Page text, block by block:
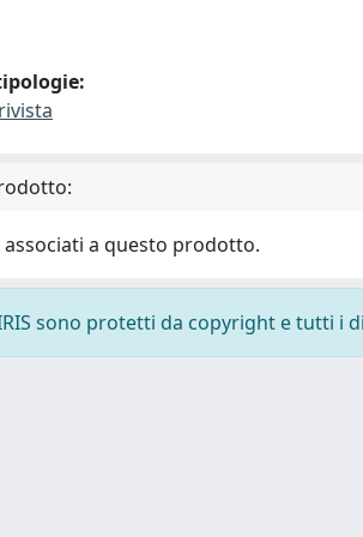
a questo prodotto.
sono protetti da copyright e tutti i